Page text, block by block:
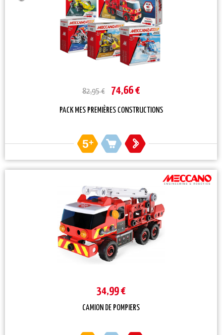
82,95 € 74,66 €
PACK MES PREMIÈRES CONSTRUCTIONS
5+
34,99 €
CAMION DE POMPIERS